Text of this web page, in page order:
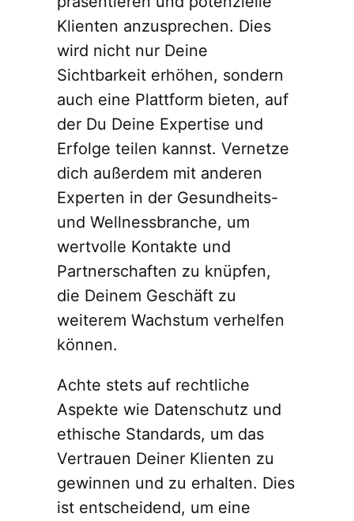
Klienten anzusprechen. Dies
wird nicht nur Deine
Sichtbarkeit erhöhen, sondern
auch eine Plattform bieten, auf
der Du Deine Expertise und
Erfolge teilen kannst. Vernetze
dich außerdem mit anderen
Experten in der Gesundheits-
und Wellnessbranche, um
wertvolle Kontakte und
Partnerschaften zu knüpfen,
die Deinem Geschäft zu
weiterem Wachstum verhelfen
können.
Achte stets auf rechtliche
Aspekte wie Datenschutz und
ethische Standards, um das
Vertrauen Deiner Klienten zu
gewinnen und zu erhalten. Dies
ist entscheidend, um eine